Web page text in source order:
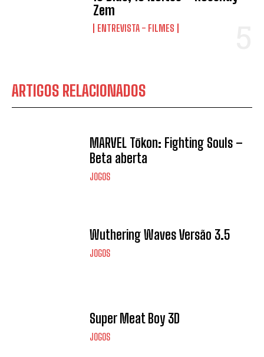
Zem
ENTREVISTA - FILMES
ARTIGOS RELACIONADOS
MARVEL Tōkon: Fighting Souls –
Beta aberta
JOGOS
Wuthering Waves Versão 3.5
JOGOS
Super Meat Boy 3D
JOGOS